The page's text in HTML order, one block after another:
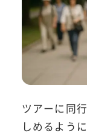
ツアーに同
しめるよう